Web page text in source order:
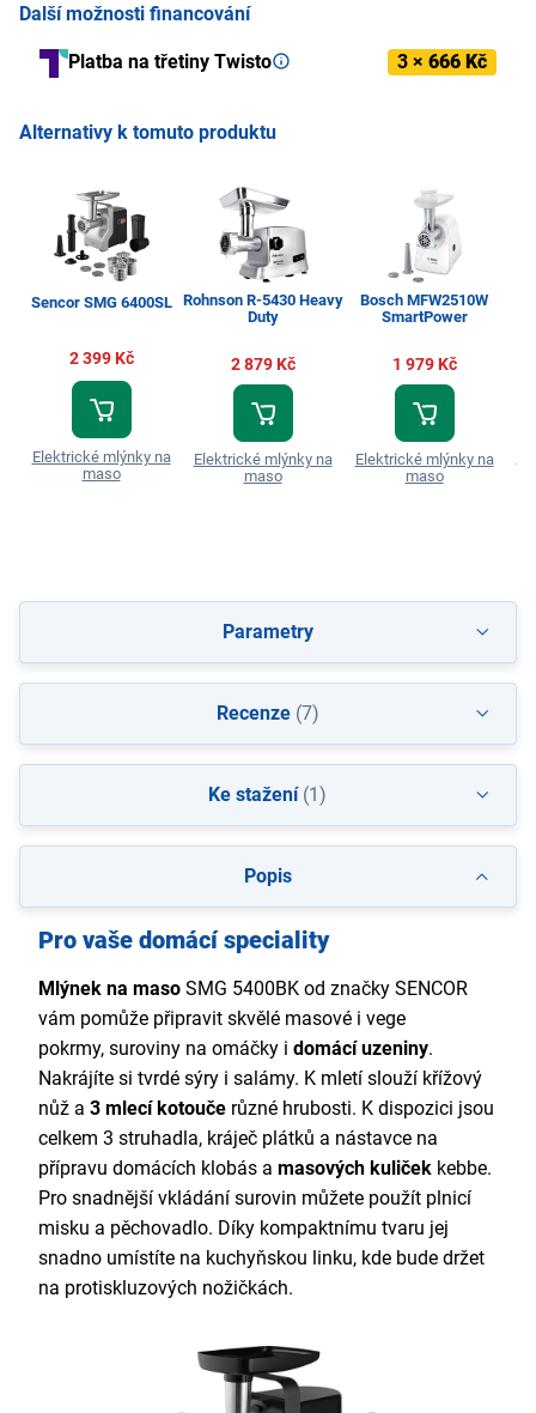
Další možnosti financování
Platba na třetiny Twisto 3 × 666 Kč
Alternativy k tomuto produktu
Sencor SMG 6400SL
2 399 Kč
Elektrické mlýnky na
maso
Rohnson R-5430 Heavy
Duty
2 879 Kč
Elektrické mlýnky na
maso
Bosch MFW2510W
SmartPower
1 979 Kč
Elektrické mlýnky na
maso
Popis
Pro vaše domácí speciality
Mlýnek na maso SMG 5400BK od značky SENCOR
vám pomůže připravit skvělé masové i vege
pokrmy, suroviny na omáčky i domácí uzeniny.
Nakrájíte si tvrdé sýry i salámy. K mletí slouží křížový
nůž a 3 mlecí kotouče různé hrubosti. K dispozici jsou
celkem 3 struhadla, kráječ plátků a nástavce na
přípravu domácích klobás a masových kuliček kebbe.
Pro snadnější vkládání surovin můžete použít plnicí
misku a pěchovadlo. Díky kompaktnímu tvaru jej
snadno umístíte na kuchyňskou linku, kde bude držet
na protiskluzových nožičkách.
Parametry
Recenze(7)
Ke stažení(1)